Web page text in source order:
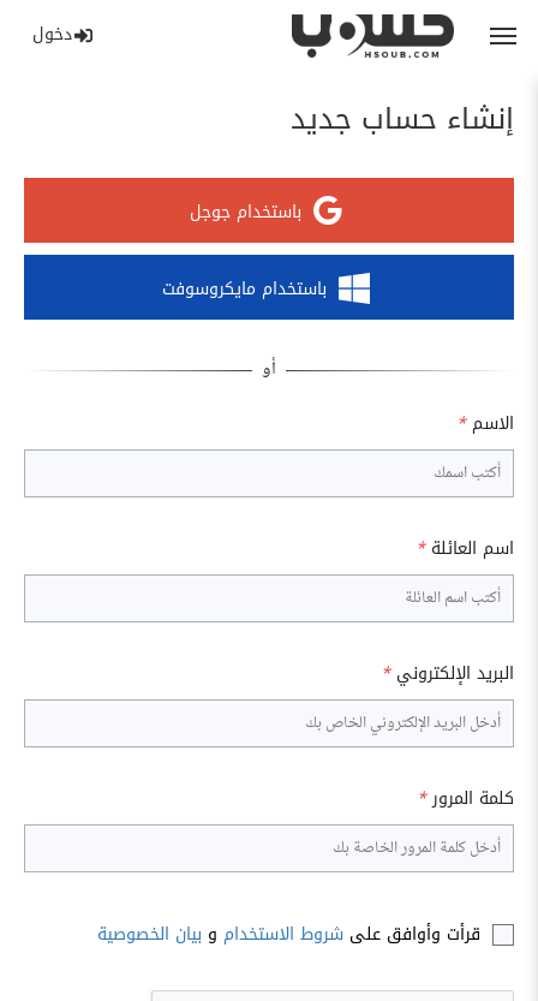
دخول
إنشاء حساب جديد
باستخدام جوجل
باستخدام مايكروسوفت
الاسم *
اسم العائلة *
البريد الإلكتروني *
كلمة المرور*
قرأت وأوافق على شروط الاستخدام و بيان الخصوصية